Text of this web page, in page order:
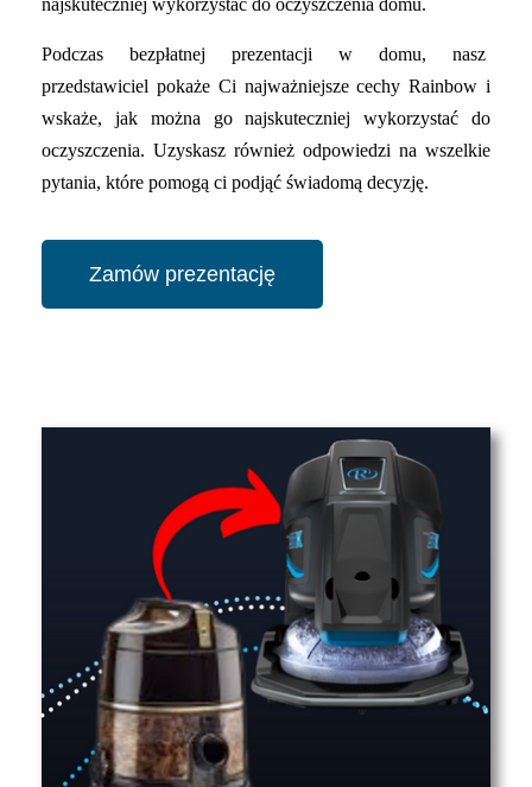
najskuteczniej wykorzystać do oczyszczenia domu.
Podczas bezpłatnej prezentacji w domu, nasz
przedstawiciel pokaże Ci najważniejsze cechy Rainbow i
wskaże, jak można go najskuteczniej wykorzystać do
oczyszczenia. Uzyskasz również odpowiedzi na wszelkie
pytania, które pomogą ci podjąć świadomą decyzję.
Zamów prezentację